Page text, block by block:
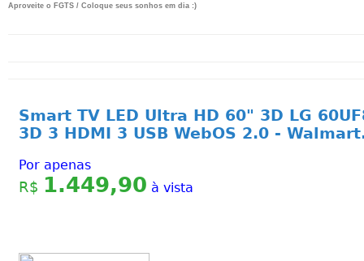
Aproveite o FGTS / Coloque seus sonhos em dia :)
Smart TV LED Ultra HD 60" 3D LG
3D 3 HDMI 3 USB WebOS 2.0 -
Por apenas
R$ 1.449,90 à vista